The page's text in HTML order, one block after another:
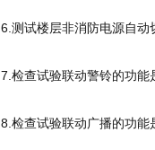
6.测试楼层非消防电源自动
7.检查试验联动警铃的功能
8.检查试验联动广播的功能